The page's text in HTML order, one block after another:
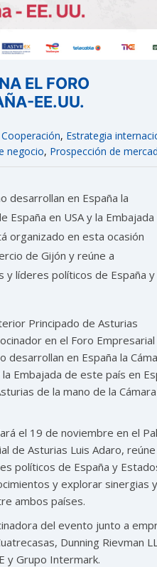
EL FORO
EE.UU.
Cooperación, Estrategia
negocio, Prospección de
desarrollan en España la
España en USA y la Embajada
organizado en esta ocasión
de Gijón y reúne a
líderes políticos de España y
Principado de Asturias
en el Foro Empresarial
desarrollan en España la
Embajada de este país en
de la mano de la
el 19 de noviembre en el
de Asturias Luis Adaro,
políticos de España y
y explorar sinergias y
ambos países.
del evento junto a
Dunning Rievman
y Grupo Intermark.